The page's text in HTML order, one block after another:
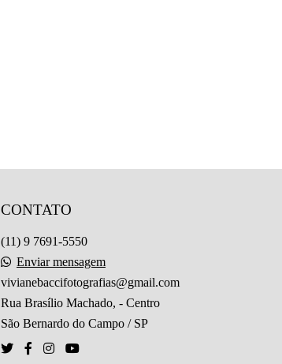
CONTATO
(11) 9 7691-5550
Enviar mensagem
vivianebaccifotografias@gmail.com
Rua Brasílio Machado, - Centro
São Bernardo do Campo / SP